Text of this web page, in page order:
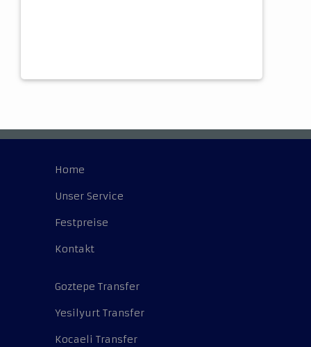
Home
Unser Service
Festpreise
Kontakt
Goztepe Transfer
Yesilyurt Transfer
Kocaeli Transfer